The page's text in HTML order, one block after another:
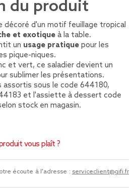
du produit
décoré d'un motif feuillage tropical
et exotique à la table.
un usage pratique pour les
pique-niques.
et vert, ce saladier devient un
sublimer les présentations.
sous le code 644180,
et l'assiette à dessert code
stock en magasin.
vous plaît ?
écoute à l'adresse : serviceclient@gifi.fr